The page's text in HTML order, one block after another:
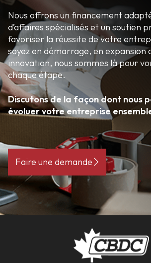
Nous offrons un financement
d’affaires spécialisés et un soutien
favoriser la réussite de votre
soyez en démarrage, en expansion
innovation, nous sommes là pour
chaque étape.
Discutons de la façon dont nous
évoluer votre entreprise
Faire une demande